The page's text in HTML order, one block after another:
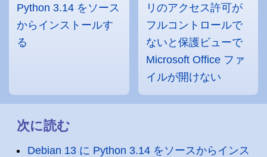
Python 3.14 をソース
からインストールす
る
リのアクセス許可が
フルコントロールで
ないと保護ビューで
Microsoft Office ファ
イルが開けない
次に読む
Debian 13 に Python 3.14 をソースからインス